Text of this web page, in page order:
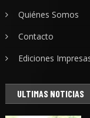
Quiénes Somos
Contacto
Ediciones
ULTIMAS NOTICIAS